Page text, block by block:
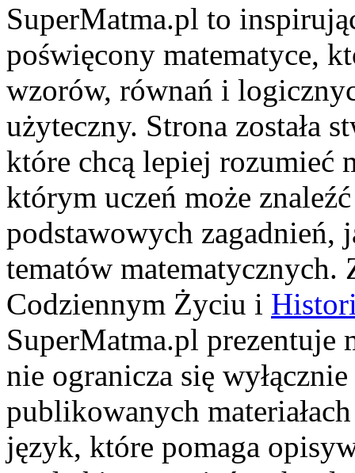
SuperMatma.pl to
poświęcony matematyce,
wzorów, równań i
użyteczny. Strona została
które chcą lepiej rozumieć
którym uczeń może
podstawowych zagadnień,
tematów matematycznych.
Codziennym Życiu i
SuperMatma.pl prezentuje
nie ogranicza się
publikowanych
język, które pomaga